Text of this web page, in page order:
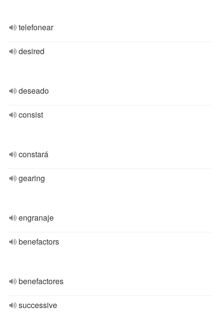
telefonear
desired
deseado
consist
constará
gearing
engranaje
benefactors
benefactores
successive